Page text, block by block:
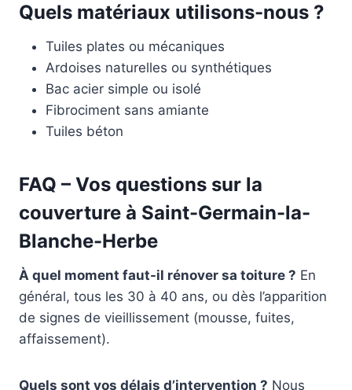
Quels matériaux utilisons-nous ?
Tuiles plates ou mécaniques
Ardoises naturelles ou synthétiques
Bac acier simple ou isolé
Fibrociment sans amiante
Tuiles béton
FAQ – Vos questions sur la
couverture à Saint-Germain-la-
Blanche-Herbe
À quel moment faut-il rénover sa toiture ? En
général, tous les 30 à 40 ans, ou dès l’apparition
de signes de vieillissement (mousse, fuites,
affaissement).
Quels sont vos délais d’intervention ? Nous